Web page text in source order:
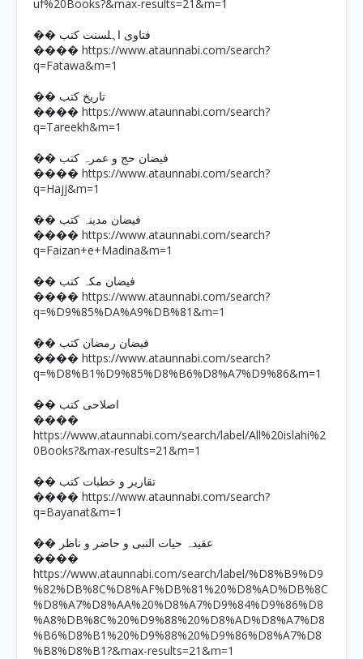
uf%20Books?&max-results=21&m=1
�� فتاوی اہلسنت کتب
���� https://www.ataunnabi.com/search?
q=Fatawa&m=1
�� تاریخ کتب
���� https://www.ataunnabi.com/search?
q=Tareekh&m=1
�� فیضان حج و عمرہ کتب
���� https://www.ataunnabi.com/search?
q=Hajj&m=1
�� فیضان مدینہ کتب
���� https://www.ataunnabi.com/search?
q=Faizan+e+Madina&m=1
�� فیضان مکہ کتب
���� https://www.ataunnabi.com/search?
q=%D9%85%DA%A9%DB%81&m=1
�� فیضان رمضان کتب
���� https://www.ataunnabi.com/search?
q=%D8%B1%D9%85%D8%B6%D8%A7%D9%86&m=1
�� اصلاحی کتب
����
https://www.ataunnabi.com/search/label/All%20islahi%2
0Books?&max-results=21&m=1
�� تقاریر و خطبات کتب
���� https://www.ataunnabi.com/search?
q=Bayanat&m=1
�� عقیدہ حیات النبی و حاضر و ناظر
����
https://www.ataunnabi.com/search/label/%D8%B9%D9
%82%DB%8C%D8%AF%DB%81%20%D8%AD%DB%8C
%D8%A7%D8%AA%20%D8%A7%D9%84%D9%86%D8
%A8%DB%8C%20%D9%88%20%D8%AD%D8%A7%D8
%B6%D8%B1%20%D9%88%20%D9%86%D8%A7%D8
%B8%D8%B1?&max-results=21&m=1